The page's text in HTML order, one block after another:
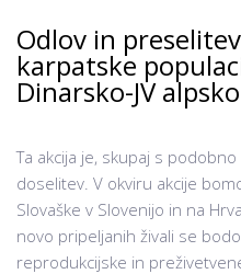
Odlov in
karpatske
Dinarsko-JV
Ta akcija je, skupaj s
doselitev. V okviru akcije
Slovaške v Slovenijo in na
novo pripeljanih živali se
reprodukcijske in